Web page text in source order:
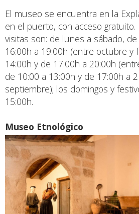
El museo se encuentra en la
en el puerto, con acceso gratuito.
visitas son: de lunes a sábado,
16:00h a 19:00h (entre octubre y
14:00h y de 17:00h a 20:00h
de 10:00 a 13:00h y de 17:00h a
septiembre); los domingos y
15:00h.
Museo Etnológico